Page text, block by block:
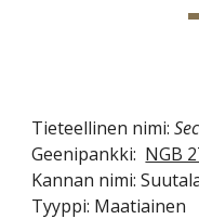
Tieteellinen nimi:
Geenipankki: NGB
Kannan nimi: S
Tyyppi: Maatiainen